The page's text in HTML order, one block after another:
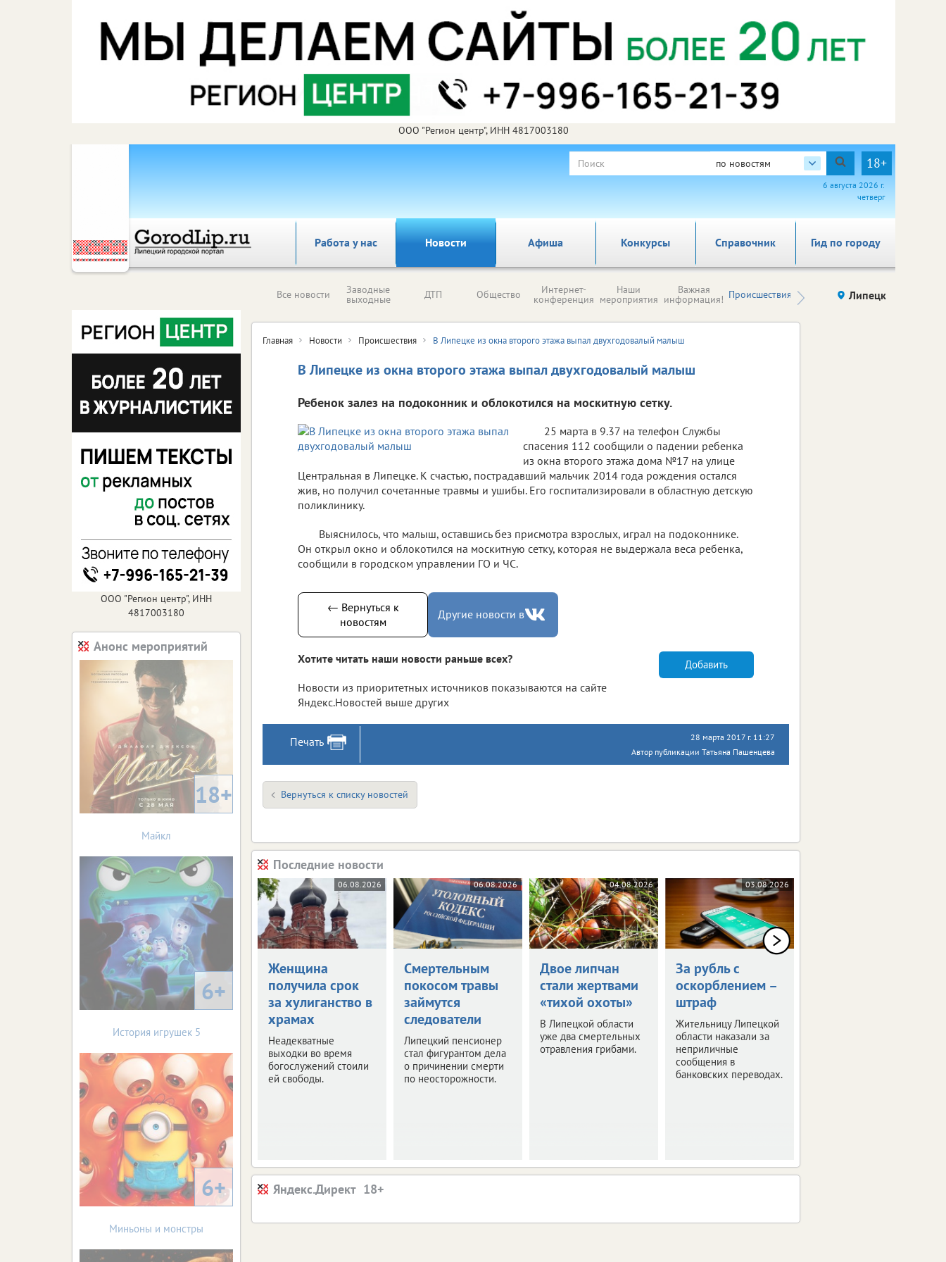
ООО "Регион центр", ИНН 4817003180
по новостям 18+
6 августа 2026 г.
четверг
Работа у нас Новости Афиша Справочник Гид по городу
Конкурсы
Все новости Заводные
выходные ДТП Общество Интернет-
конференция
Наши
мероприятия
Важная
информация! Происшествия Здоровье компаний (на
правах
Липецк
Главная Новости Происшествия В Липецке из окна второго этажа выпал двухгодовалый малыш
В Липецке из окна второго этажа выпал двухгодовалый малыш
Ребенок залез на подоконник и облокотился на москитную сетку.
25 марта в 9.37 на телефон Службы
спасения 112 сообщили о падении ребенка
из окна второго этажа дома №17 на улице
Центральная в Липецке. К счастью, пострадавший мальчик 2014 года рождения остался
жив, но получил сочетанные травмы и ушибы. Его госпитализировали в областную детскую
поликлинику.
Выяснилось, что малыш, оставшись без присмотра взрослых, играл на подоконнике.
Он открыл окно и облокотился на москитную сетку, которая не выдержала веса ребенка,
сообщили в городском управлении ГО и ЧС.
← Вернуться к
новостям
Другие новости в
Хотите читать наши новости раньше всех?
Новости из приоритетных источников показываются на сайте
Яндекс.Новостей выше других
Добавить
Печать
28 марта 2017 г. 11:27
Автор публикации Татьяна Пашенцева
Вернуться к списку новостей
Последние новости
06.08.2026
Женщина
получила срок
за хулиганство в
храмах
Неадекватные
выходки во время
богослужений стоили
ей свободы.
06.08.2026
Смертельным
покосом травы
займутся
следователи
Липецкий пенсионер
стал фигурантом дела
о причинении смерти
по неосторожности.
04.08.2026
Двое липчан
стали жертвами
«тихой охоты»
В Липецкой области
уже два смертельных
отравления грибами.
03.08.2026
За рубль с
оскорблением –
штраф
Жительницу Липецкой
области наказали за
неприличные
сообщения в
банковских переводах.
Яндекс.Директ
ООО "Регион центр", ИНН
4817003180
Анонс мероприятий
18+
Майкл
6+
История игрушек 5
6+
Миньоны и монстры